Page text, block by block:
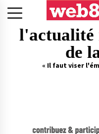
l'actualité
de
« Il faut viser